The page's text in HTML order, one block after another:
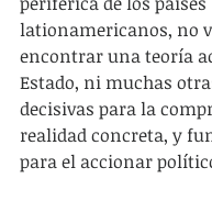
lationamericanos, no
encontrar una teoría
Estado, ni muchas
decisivas para la
realidad concreta, y
para el accionar